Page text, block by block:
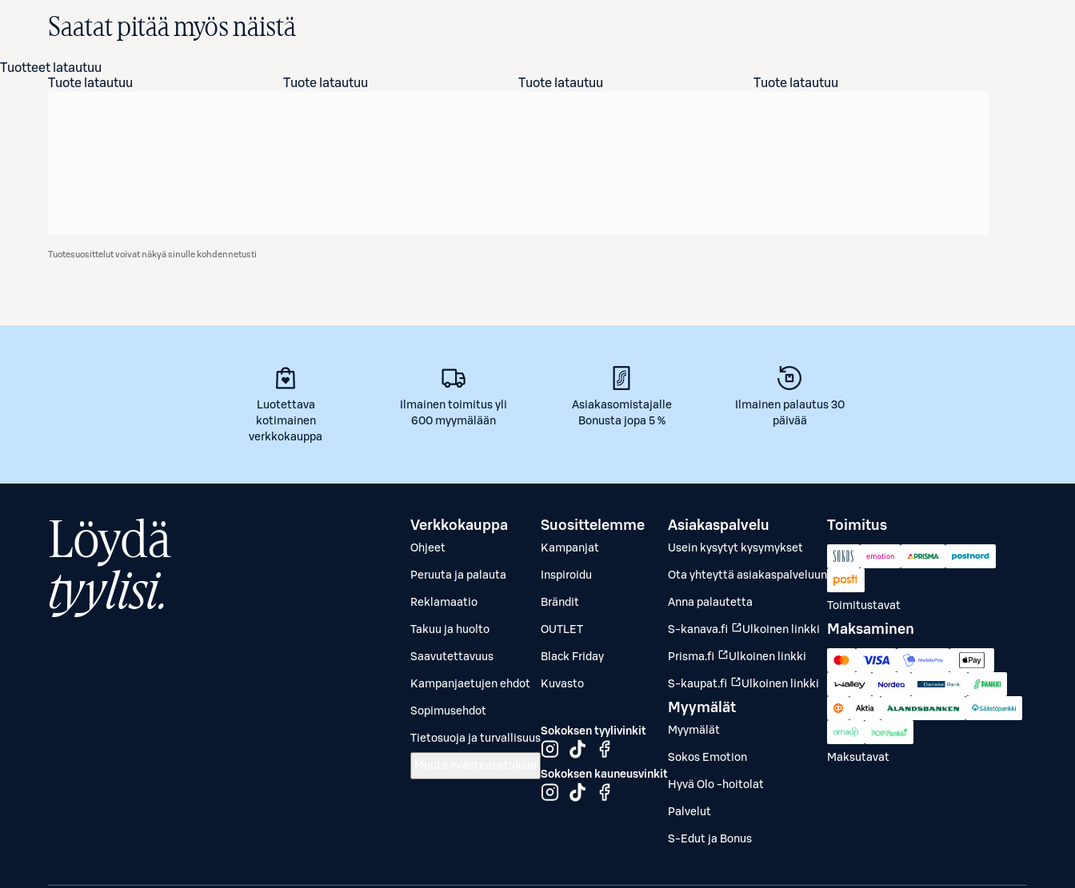
Saatat pitää myös näistä
Tuotteet latautuu
Tuote latautuu
Tuote latautuu Tuote latautuu Tuote latautuu
Tuotesuosittelut voivat näkyä sinulle kohdennetusti
Luotettava
kotimainen
verkkokauppa
Ilmainen toimitus yli
600 myymälään
Asiakasomistajalle
Bonusta jopa 5 %
Ilmainen palautus 30
päivää
Löydä
tyylisi.
Verkkokauppa
Ohjeet
Peruuta ja palauta
Reklamaatio
Takuu ja huolto
Saavutettavuus
Kampanjaetujen ehdot
Sopimusehdot
Tietosuoja ja turvallisuus
Suosittelemme
Kampanjat
Inspiroidu
Brändit
OUTLET
Black Friday
Kuvasto
Sokoksen tyylivinkit
Sokoksen kauneusvinkit
Asiakaspalvelu
Usein kysytyt kysymykset
Ota yhteyttä asiakaspalveluun
Anna palautetta
S-kanava.fi Ulkoinen linkki
Prisma.fi Ulkoinen linkki
S-kaupat.fi Ulkoinen linkki
Myymälät
Myymälät
Sokos Emotion
Hyvä Olo -hoitolat
Palvelut
S-Edut ja Bonus
Toimitus
Toimitustavat
Maksaminen
Maksutavat